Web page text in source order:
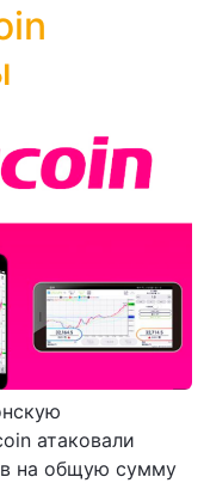
атаковали
на общую сумму